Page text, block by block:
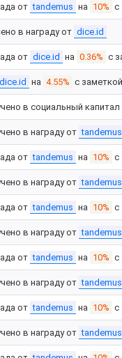
от tandemus на 10% с
в награду от dice.id
от dice.id на 0.36% с
dice.id на 4.55% с
в социальный
в награду от tandemus
от tandemus на 10% с
в награду от tandemus
от tandemus на 10% с
в награду от tandemus
от tandemus на 10% с
в награду от tandemus
от tandemus на 10% с
в награду от tandemus